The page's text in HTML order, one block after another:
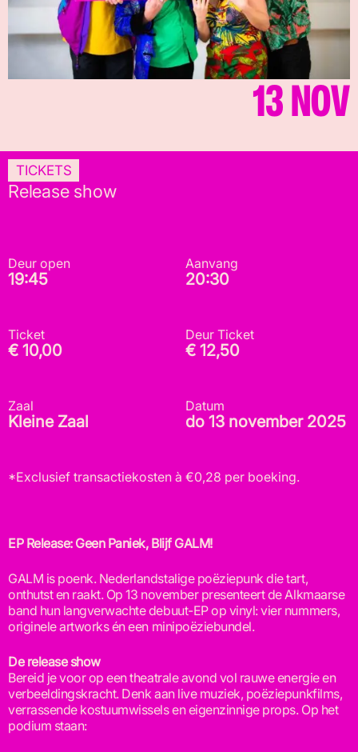
13 NOV
Release show
TICKETS
Deur open
19:45
Aanvang
20:30
Ticket
€ 10,00
Deur Ticket
€ 12,50
Zaal
Kleine Zaal
Datum
do 13 november 2025
*Exclusief transactiekosten à €0,28 per boeking.
EP Release: Geen Paniek, Blijf GALM!
GALM is poenk. Nederlandstalige poëziepunk die tart,
onthutst en raakt. Op 13 november presenteert de Alkmaarse
band hun langverwachte debuut-EP op vinyl: vier nummers,
originele artworks én een minipoëziebundel.
De release show
Bereid je voor op een theatrale avond vol rauwe energie en
verbeeldingskracht. Denk aan live muziek, poëziepunkfilms,
verrassende kostuumwissels en eigenzinnige props. Op het
podium staan: